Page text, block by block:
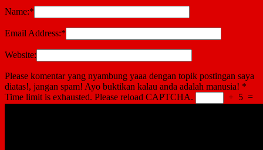
Name:*
Email Address:*
Website:
Please komentar yang nyambung yaaa dengan topik postingan saya
diatas!, jangan spam! Ayo buktikan kalau anda adalah manusia! *
Time limit is exhausted. Please reload CAPTCHA.
+ 5 =